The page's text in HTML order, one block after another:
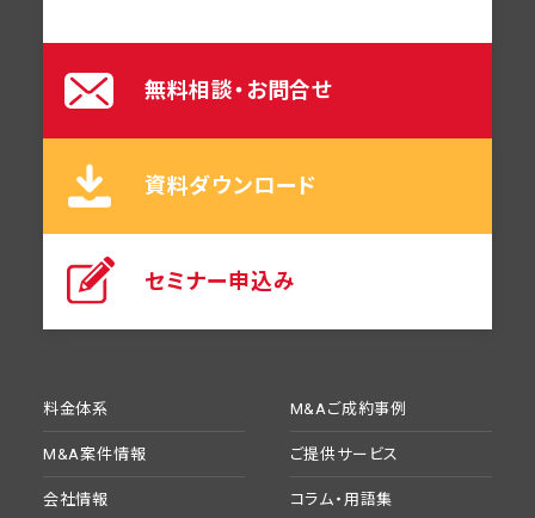
料金体系 M&Aご成約事例
M&A案件情報 ご提供サービス
会社情報 コラム・用語集
無料相談・お問合せ
資料ダウンロード
セミナー申込み